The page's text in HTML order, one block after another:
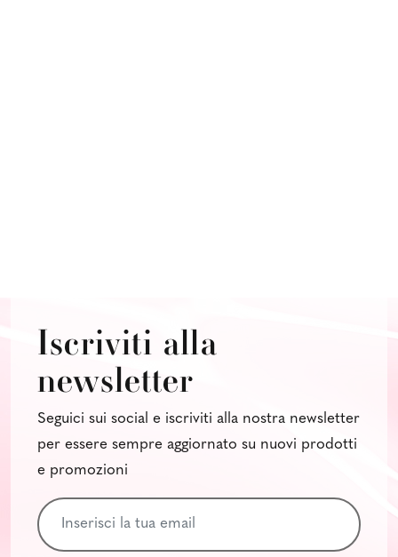
Iscriviti alla
newsletter
Seguici sui social e iscriviti alla nostra newsletter
per essere sempre aggiornato su nuovi prodotti
e promozioni